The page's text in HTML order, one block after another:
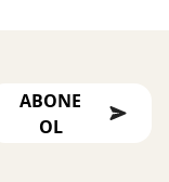
ABONE
OL